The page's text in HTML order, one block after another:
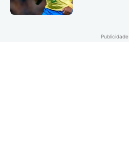
Publicidade